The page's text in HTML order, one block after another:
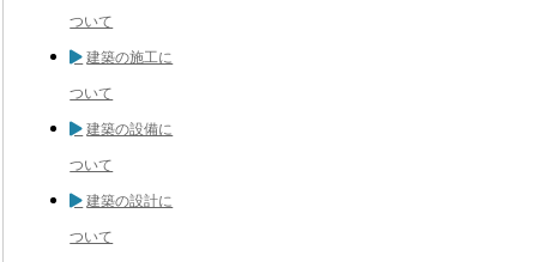
ついて
建築の施工に
ついて
建築の設備に
ついて
建築の設計に
ついて